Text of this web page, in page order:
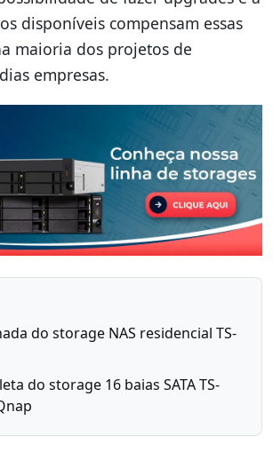
disponíveis compensam essas
maioria dos projetos de
empresas.
do storage NAS residencial TS-
do storage 16 baias SATA TS-